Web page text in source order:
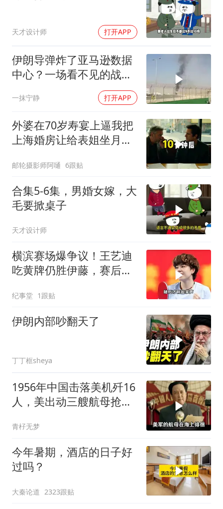
天才设计师 打开APP
伊朗导弹炸了亚马逊数据
中心？一场看不见的战争
一抹宁静 打开APP
外婆在70岁寿宴上逼我把
上海婚房让给表姐坐月
邮轮摄影师阿嗵 6跟贴
合集5-6集，男婚女嫁，大
毛要掀桌子
天才设计师
横滨赛场爆争议！王艺迪
吃黄牌仍胜伊藤，赛后一
纪事堂 1跟贴
伊朗内部吵翻天了
丁丁框sheya
1956年中国击落美机歼16
人，美出动三艘航母抢尸
青杍无梦
今年暑期，酒店的日子好
过吗？
大秦论道 2323跟贴